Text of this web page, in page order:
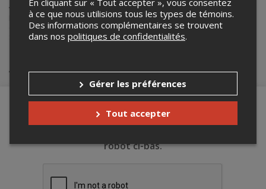
vente de billets pour ses événements.
Pour plus d’information à propos de cet événement, veuillez
contacter l’organisateur de l’événement, Électriks du Cégep de
Shawinigan, àelectriks@cshawi.ca.
Achat de billets
robot ci-bas.
En cliquant sur « Tout accepter », vous consentez
à ce que nous utilisions tous les types de témoins.
Des informations complémentaires se trouvent
dans nos politiques de confidentialités.
Gérer les préférences
Tout accepter